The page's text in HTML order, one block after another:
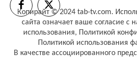
Копирайт © 2024 tab-tv.com.
сайта означает ваше согласие с
использования, Политикой
Политикой использования
В качестве ассоциированного